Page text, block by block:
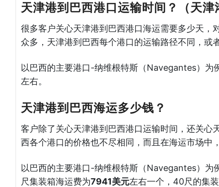
天津港到巴西港口运输时间？（天津
很多客户关心天津港到巴西港口海运需要多少天，
众多，天津港到巴西每个港口的运输路径不同，或
以巴西的主要港口-纳维根特斯（Navegantes）为
左右。
天津港到巴西海运多少钱？
客户除了关心天津港到巴西港口运输时间，还关心
西各个港口的价格也不尽相同，而且在海运市场中
以巴西的主要港口-纳维根特斯（Navegantes）
尺集装箱海运费为7941美元左右一个，40尺的集